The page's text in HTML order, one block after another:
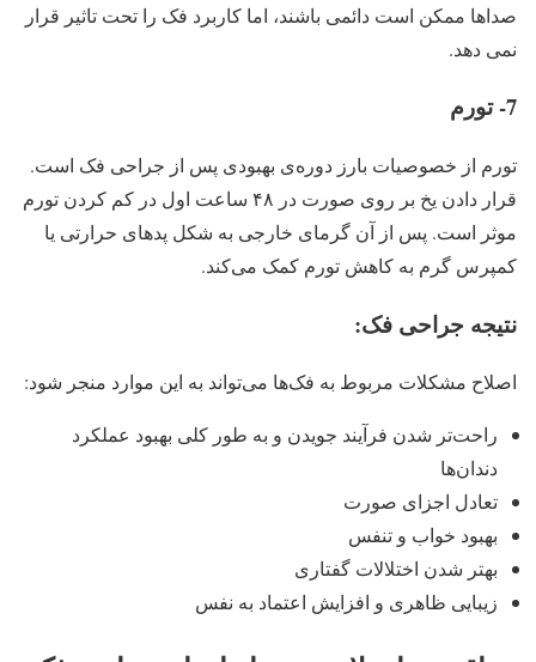
صداها ممکن است دائمی باشند، اما کاربرد فک را تحت تاثیر قرار
نمی دهد.
7- تورم
تورم از خصوصیات بارز دوره‌ی بهبودی پس از جراحی فک است.
قرار دادن یخ بر روی صورت در ۴۸ ساعت اول در کم کردن تورم
موثر است. پس از آن گرمای خارجی به شکل پدهای حرارتی یا
کمپرس گرم به کاهش تورم کمک می‌کند.
نتیجه جراحی فک:
اصلاح مشکلات مربوط به فک‌ها می‌تواند به این موارد منجر شود:
راحت‌تر شدن فرآیند جویدن و به طور کلی بهبود عملکرد
دندان‌ها
تعادل اجزای صورت
بهبود خواب و تنفس
بهتر شدن اختلالات گفتاری
زیبایی ظاهری و افزایش اعتماد به نفس